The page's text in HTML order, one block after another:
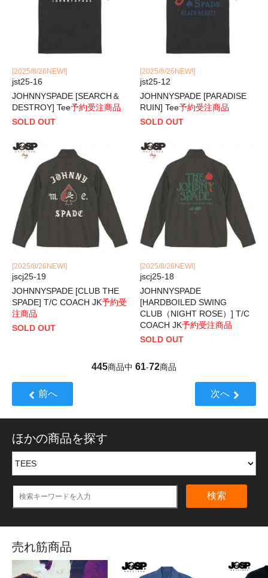
[2025/8/26NEW!]
jst25-16
JOHNNYSPADE [SEARCH＆
DESTROY] Tee予約受注商品
SOLD OUT
[2025/8/26NEW!]
jst25-12
JOHNNYSPADE [PARADISE
RUIN] Tee予約受注商品
SOLD OUT
[2025/8/26NEW!]
jscj25-19
JOHNNYSPADE [CLUB THE
SPADE] T/C COACH JK予約受
注商品
SOLD OUT
[2025/8/26NEW!]
jscj25-18
JOHNNYSPADE
[HARDBOILED SWING
CLUB（NIGHT ROSE）] T/C
COACH JK予約受注商品
SOLD OUT
445商品中 61-72商品
前へ 次へ
ほかの商品を探す
検索
売れ筋商品